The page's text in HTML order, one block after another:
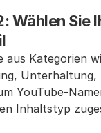
Wählen Sie
aus Kategorien
Unterhaltung,
YouTube-
Inhaltstyp